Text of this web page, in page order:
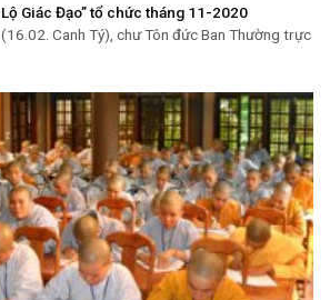
Lộ Giác Đạo” tổ chức tháng 11-2020
Canh Tý), chư Tôn đức Ban Thường trực